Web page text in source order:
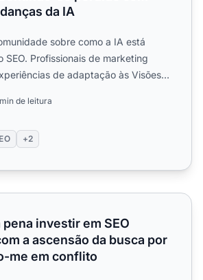
da IA
sobre como a IA está
SEO. Profissionais de marketing
de adaptação às Visões
de leitura
+2
em SEO tradicional com a
investir em SEO
a ascensão da busca por
me em conflito